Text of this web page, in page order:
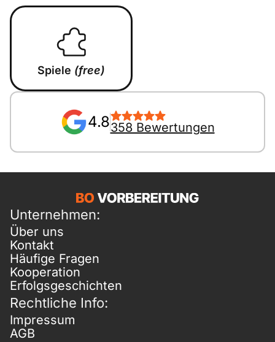
Spiele (free)
4.8358 Bewertungen
Unternehmen:
Über uns
Kontakt
Häufige Fragen
Kooperation
Erfolgsgeschichten
Rechtliche Info:
Impressum
AGB